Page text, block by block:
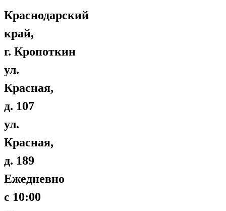
Краснодарский
край,
г. Кропоткин
ул.
Красная,
д. 107
ул.
Красная,
д. 189
Ежедневно
с 10:00